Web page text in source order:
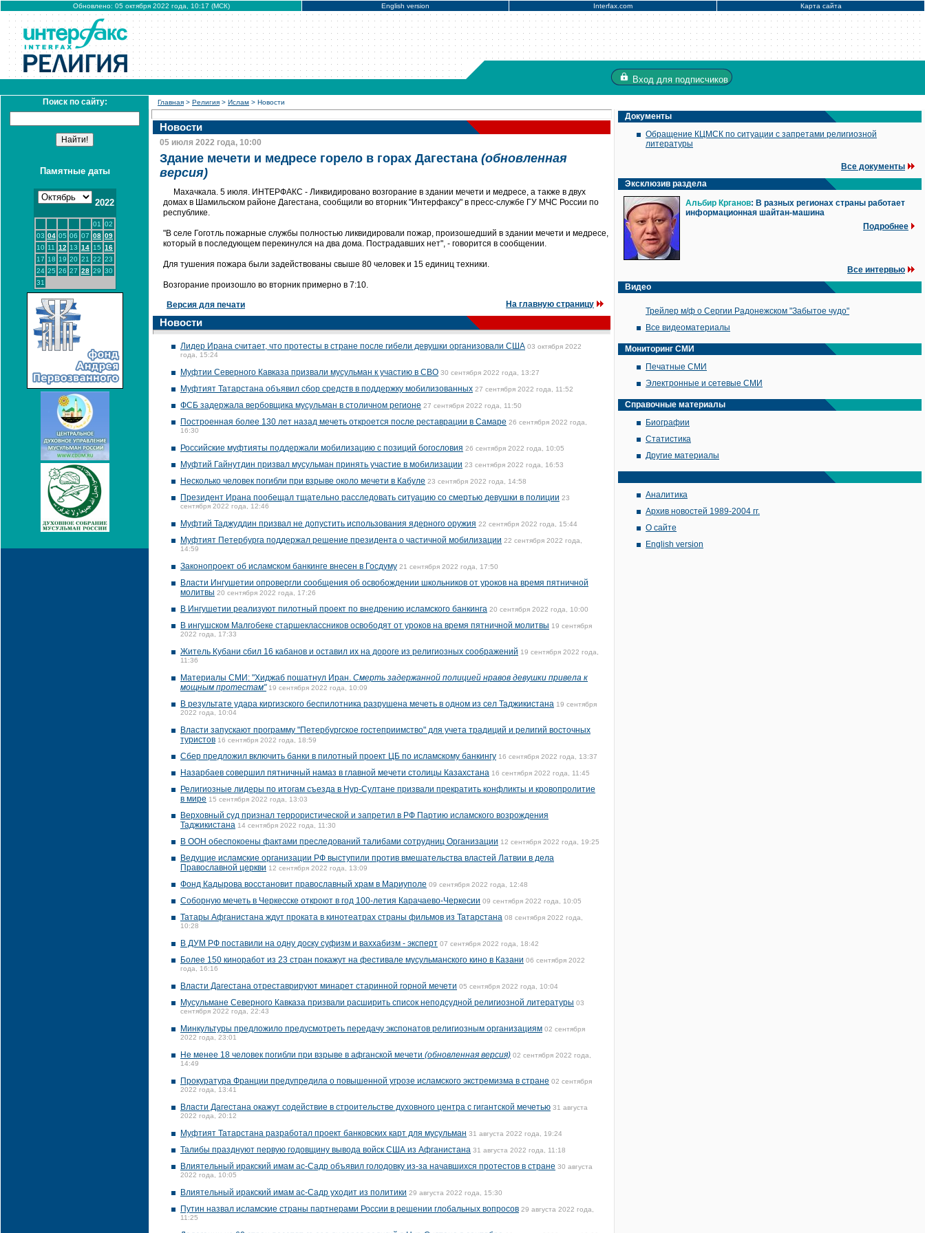
Обновлено: 05 октября 2022 года, 10:17 (МСК) English version Interfax.com Карта сайта
Вход для подписчиков
Поиск по сайту:
Памятные даты
2022
01
02
03 04 05 06 07 08 09
10 11 12 13 14 15 16
17 18 19 20 21 22 23
24 25 26 27 28 29 30
31
Главная > Религия > Ислам > Новости
Новости
05 июля 2022 года, 10:00
Здание мечети и медресе горело в горах Дагестана (обновленная
версия)
Махачкала. 5 июля. ИНТЕРФАКС - Ликвидировано возгорание в здании мечети и медресе, а также в двух
домах в Шамильском районе Дагестана, сообщили во вторник "Интерфаксу" в пресс-службе ГУ МЧС России по
республике.
"В селе Гоготль пожарные службы полностью ликвидировали пожар, произошедший в здании мечети и медресе,
который в последующем перекинулся на два дома. Пострадавших нет", - говорится в сообщении.
Для тушения пожара были задействованы свыше 80 человек и 15 единиц техники.
Возгорание произошло во вторник примерно в 7:10.
Версия для печати На главную страницу
Новости
Лидер Ирана считает, что протесты в стране после гибели девушки организовали США 03 октября 2022
года, 15:24
Муфтии Северного Кавказа призвали мусульман к участию в СВО 30 сентября 2022 года, 13:27
Муфтият Татарстана объявил сбор средств в поддержку мобилизованных 27 сентября 2022 года, 11:52
ФСБ задержала вербовщика мусульман в столичном регионе 27 сентября 2022 года, 11:50
Построенная более 130 лет назад мечеть откроется после реставрации в Самаре 26 сентября 2022 года,
16:30
Российские муфтияты поддержали мобилизацию с позиций богословия 26 сентября 2022 года, 10:05
Муфтий Гайнутдин призвал мусульман принять участие в мобилизации 23 сентября 2022 года, 16:53
Несколько человек погибли при взрыве около мечети в Кабуле 23 сентября 2022 года, 14:58
Президент Ирана пообещал тщательно расследовать ситуацию со смертью девушки в полиции 23
сентября 2022 года, 12:46
Муфтий Таджуддин призвал не допустить использования ядерного оружия 22 сентября 2022 года, 15:44
Муфтият Петербурга поддержал решение президента о частичной мобилизации 22 сентября 2022 года,
14:59
Законопроект об исламском банкинге внесен в Госдуму 21 сентября 2022 года, 17:50
Власти Ингушетии опровергли сообщения об освобождении школьников от уроков на время пятничной
молитвы 20 сентября 2022 года, 17:26
В Ингушетии реализуют пилотный проект по внедрению исламского банкинга 20 сентября 2022 года, 10:00
В ингушском Малгобеке старшеклассников освободят от уроков на время пятничной молитвы 19 сентября
2022 года, 17:33
Житель Кубани сбил 16 кабанов и оставил их на дороге из религиозных соображений 19 сентября 2022 года,
11:36
Материалы СМИ: "Хиджаб пошатнул Иран. Смерть задержанной полицией нравов девушки привела к
мощным протестам" 19 сентября 2022 года, 10:09
В результате удара киргизского беспилотника разрушена мечеть в одном из сел Таджикистана 19 сентября
2022 года, 10:04
Власти запускают программу "Петербургское гостеприимство" для учета традиций и религий восточных
туристов 16 сентября 2022 года, 18:59
Сбер предложил включить банки в пилотный проект ЦБ по исламскому банкингу 16 сентября 2022 года, 13:37
Назарбаев совершил пятничный намаз в главной мечети столицы Казахстана 16 сентября 2022 года, 11:45
Религиозные лидеры по итогам съезда в Нур-Султане призвали прекратить конфликты и кровопролитие
в мире 15 сентября 2022 года, 13:03
Верховный суд признал террористической и запретил в РФ Партию исламского возрождения
Таджикистана 14 сентября 2022 года, 11:30
В ООН обеспокоены фактами преследований талибами сотрудниц Организации 12 сентября 2022 года, 19:25
Ведущие исламские организации РФ выступили против вмешательства властей Латвии в дела
Православной церкви 12 сентября 2022 года, 13:09
Фонд Кадырова восстановит православный храм в Мариуполе 09 сентября 2022 года, 12:48
Соборную мечеть в Черкесске откроют в год 100-летия Карачаево-Черкесии 09 сентября 2022 года, 10:05
Татары Афганистана ждут проката в кинотеатрах страны фильмов из Татарстана 08 сентября 2022 года,
10:28
В ДУМ РФ поставили на одну доску суфизм и ваххабизм - эксперт 07 сентября 2022 года, 18:42
Более 150 киноработ из 23 стран покажут на фестивале мусульманского кино в Казани 06 сентября 2022
года, 16:16
Власти Дагестана отреставрируют минарет старинной горной мечети 05 сентября 2022 года, 10:04
Мусульмане Северного Кавказа призвали расширить список неподсудной религиозной литературы 03
сентября 2022 года, 22:43
Минкультуры предложило предусмотреть передачу экспонатов религиозным организациям 02 сентября
2022 года, 23:01
Не менее 18 человек погибли при взрыве в афганской мечети (обновленная версия) 02 сентября 2022 года,
14:49
Прокуратура Франции предупредила о повышенной угрозе исламского экстремизма в стране 02 сентября
2022 года, 13:41
Власти Дагестана окажут содействие в строительстве духовного центра с гигантской мечетью 31 августа
2022 года, 20:12
Муфтият Татарстана разработал проект банковских карт для мусульман 31 августа 2022 года, 19:24
Талибы празднуют первую годовщину вывода войск США из Афганистана 31 августа 2022 года, 11:18
Влиятельный иракский имам ас-Садр объявил голодовку из-за начавшихся протестов в стране 30 августа
2022 года, 10:05
Влиятельный иракский имам ас-Садр уходит из политики 29 августа 2022 года, 15:30
Путин назвал исламские страны партнерами России в решении глобальных вопросов 29 августа 2022 года,
11:25
Документы
Обращение КЦМСК по ситуации с запретами религиозной
литературы
Все документы
Эксклюзив раздела
Альбир Крганов: В разных регионах страны работает
информационная шайтан-машина
Подробнее
Все интервью
Видео
Трейлер м/ф о Сергии Радонежском "Забытое чудо"
Все видеоматериалы
Мониторинг СМИ
Печатные СМИ
Электронные и сетевые СМИ
Справочные материалы
Биографии
Статистика
Другие материалы
Аналитика
Архив новостей 1989-2004 гг.
О сайте
English version